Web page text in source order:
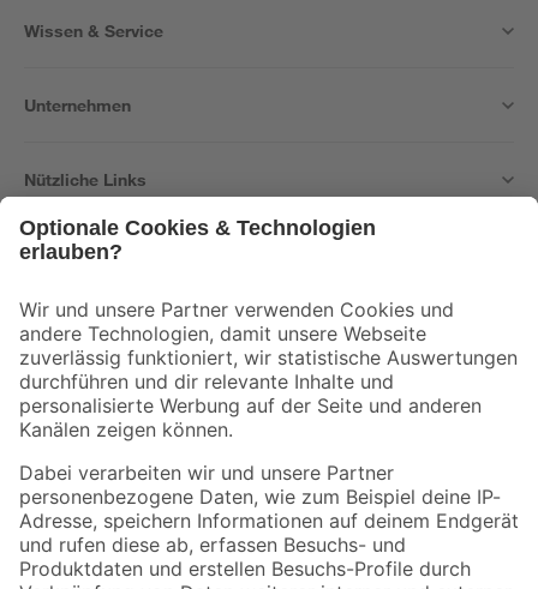
Wissen & Service
Unternehmen
Nützliche Links
Der toom Newsletter: Keine Angebote und Aktionen mehr verpassen!
Zur Newsletter Anmeldung
Folge uns
Zahlungsarten Versandarten